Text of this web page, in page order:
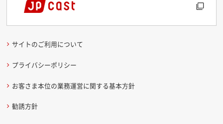
サイトのご利用について
プライバシーポリシー
お客さま本位の業務運営に関する基本方針
勧誘方針